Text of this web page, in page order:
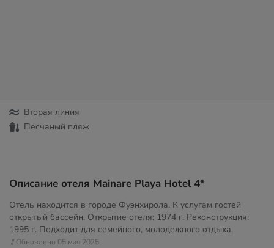
Вторая линия
Песчаный пляж
Описание отеля Mainare Playa Hotel 4*
Отель находится в городе Фуэнхирола. К услугам гостей
открытый бассейн. Открытие отеля: 1974 г. Реконструкция:
1995 г. Подходит для семейного, молодежного отдыха.
// Обновлено 05 мая 2025